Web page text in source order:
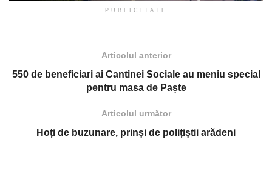
PUBLICITATE
Articolul anterior
550 de beneficiari ai Cantinei Sociale au meniu special
pentru masa de Paște
Articolul următor
Hoți de buzunare, prinși de polițiștii arădeni